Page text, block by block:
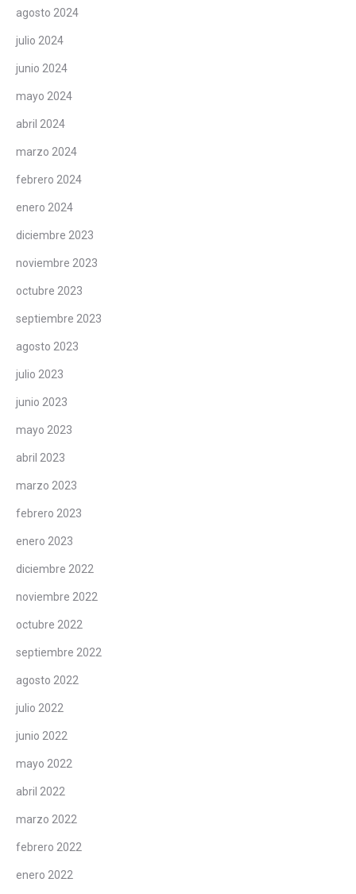
agosto 2024
julio 2024
junio 2024
mayo 2024
abril 2024
marzo 2024
febrero 2024
enero 2024
diciembre 2023
noviembre 2023
octubre 2023
septiembre 2023
agosto 2023
julio 2023
junio 2023
mayo 2023
abril 2023
marzo 2023
febrero 2023
enero 2023
diciembre 2022
noviembre 2022
octubre 2022
septiembre 2022
agosto 2022
julio 2022
junio 2022
mayo 2022
abril 2022
marzo 2022
febrero 2022
enero 2022